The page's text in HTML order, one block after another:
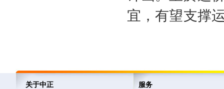
宜，有望支撑
关于中正 服务